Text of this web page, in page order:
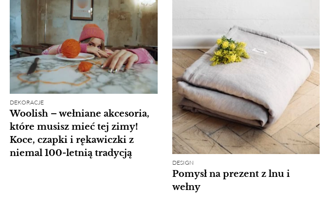
DEKORACJE
Woolish – wełniane akcesoria,
które musisz mieć tej zimy!
Koce, czapki i rękawiczki z
niemal 100-letnią tradycją
DESIGN
Pomysł na prezent z lnu i
wełny